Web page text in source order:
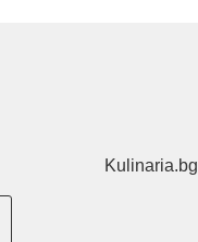
Kulinaria.bg